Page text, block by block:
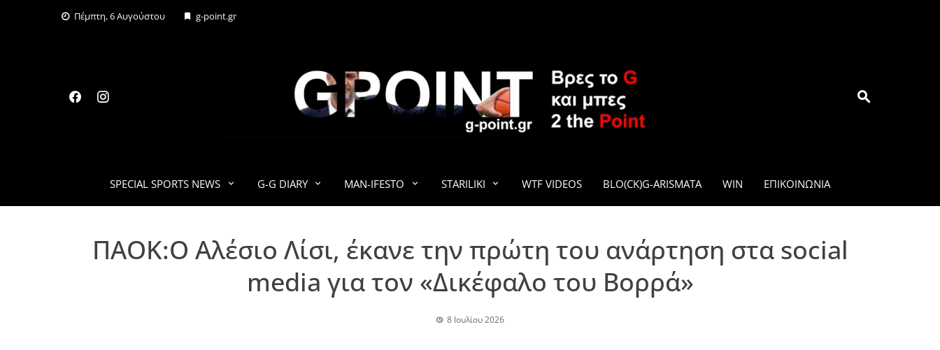
Πέμπτη, 6 Αυγούστου g-point.gr
G-POINT.GR
SPECIAL SPORTS NEWS G-G DIARY MAN-IFESTO STARILIKI WTF VIDEOS BLO(CK)G-ARISMATA WIN ΕΠΙΚΟΙΝΩΝΊΑ
ΠΑΟΚ:Ο Αλέσιο Λίσι, έκανε την πρώτη του ανάρτηση στα social
media για τον «Δικέφαλο του Βορρά»
8 Ιουλίου 2026